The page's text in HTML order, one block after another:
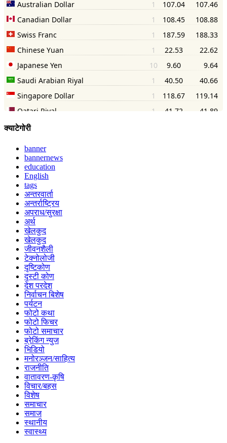
क्याटेगोरी
banner
bannernews
education
English
tags
अन्तरवार्ता
अन्तर्राष्ट्रिय
अपराध/सुरक्षा
अर्थ
खेलकुद
खेलकुद
जीवनशैली
टेक्नोलोजी
दृष्टिकोण
दृस्टी कोण
देश परदेश
निर्वाचन बिशेष
पर्यटन
फोटो कथा
फोटो फिचर
फोटो समाचार
ब्रेकिंग न्युज
भिडियो
मनोरञ्जन/साहित्य
राजनीति
वातावरण-कृषि
विचार/बहस
विशेष
समाचार
समाज
स्थानीय
स्वास्थ्य